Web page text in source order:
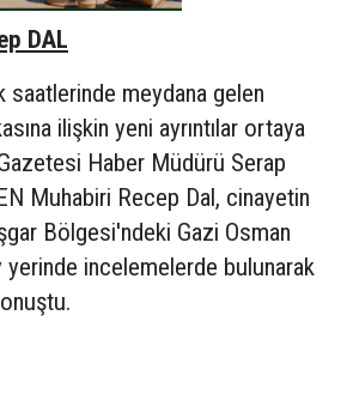
DAL
saatlerinde meydana gelen
ilişkin yeni ayrıntılar ortaya
Haber Müdürü Serap
Muhabiri Recep Dal, cinayetin
Bölgesi'ndeki Gazi Osman
yerinde incelemelerde bulunarak